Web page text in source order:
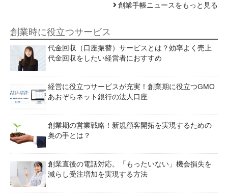
創業手帳ニュースをもっと見る
創業時に役立つサービス
代金回収（口座振替）サービスとは？効率よく売上
代金回収をしたい経営者におすすめ
経営に役立つサービスが充実！創業期に役立つGMO
あおぞらネット銀行の法人口座
創業期の営業戦略！新規顧客開拓を実現するための
奥の手とは？
創業直後の電話対応。「もったいない」機会損失を
減らし受注増加を実現する方法